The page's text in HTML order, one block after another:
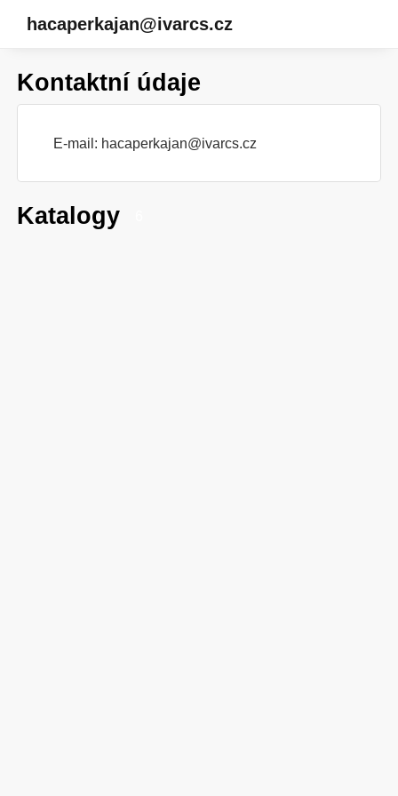
hacaperkajan@ivarcs.cz
Kontaktní údaje
E-mail: hacaperkajan@ivarcs.cz
Katalogy